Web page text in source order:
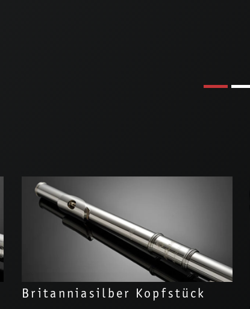
Britanniasilber Kopfstück